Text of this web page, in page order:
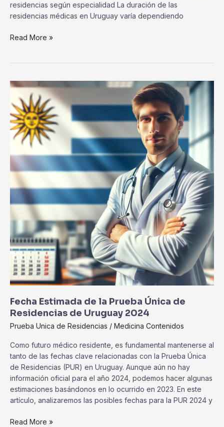
residencias según especialidad La duración de las
residencias médicas en Uruguay varía dependiendo
Read More »
Fecha Estimada de la Prueba Única de
Residencias de Uruguay 2024
Prueba Unica de Residencias / Medicina Contenidos
Como futuro médico residente, es fundamental mantenerse al
tanto de las fechas clave relacionadas con la Prueba Única
de Residencias (PUR) en Uruguay. Aunque aún no hay
información oficial para el año 2024, podemos hacer algunas
estimaciones basándonos en lo ocurrido en 2023. En este
artículo, analizaremos las posibles fechas para la PUR 2024 y
Fecha
Estimada
de
la
Prueba
Única
Residencias
de
Uruguay
Read More »